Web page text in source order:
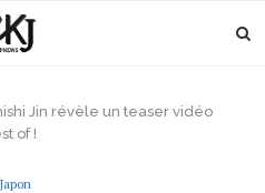
Jin révèle un teaser vidéo
of !
Japon